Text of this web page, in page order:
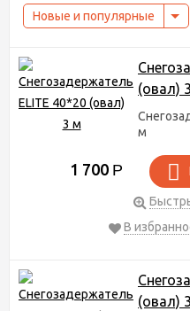
Легкие и прочные
лестницыоблегчают
обеспечивающей
Кровельные мостики
переход по пологим
наступать на
текстура помогает
Простые в монтаже,
крыш, снижая
Квалифицированно
здание,придав ему
Новые и популярные
(овал)
м
1 700 Р
В
(овал)